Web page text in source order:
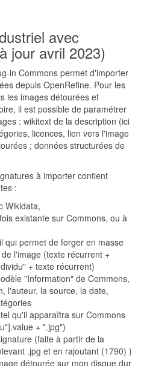
avec
jour avril 2023)
in Commons permet d'importer
depuis OpenRefine. Pour les
les images détourées et
il est possible de paramétrer
: wikitext de la description (ici
licences, lien vers l'image
; données structurées de
à importer contient
:
Wikidata,
existante sur Commons, ou à
qui permet de forger en masse
l'image (texte récurrent +
+ texte récurrent)
"Information" de Commons,
l'auteur, la source, la date,
qu'il apparaîtra sur Commons
+ ".jpg")
(faite à partir de la
.jpg et en rajoutant (1790) )
détourée sur mon disque dur